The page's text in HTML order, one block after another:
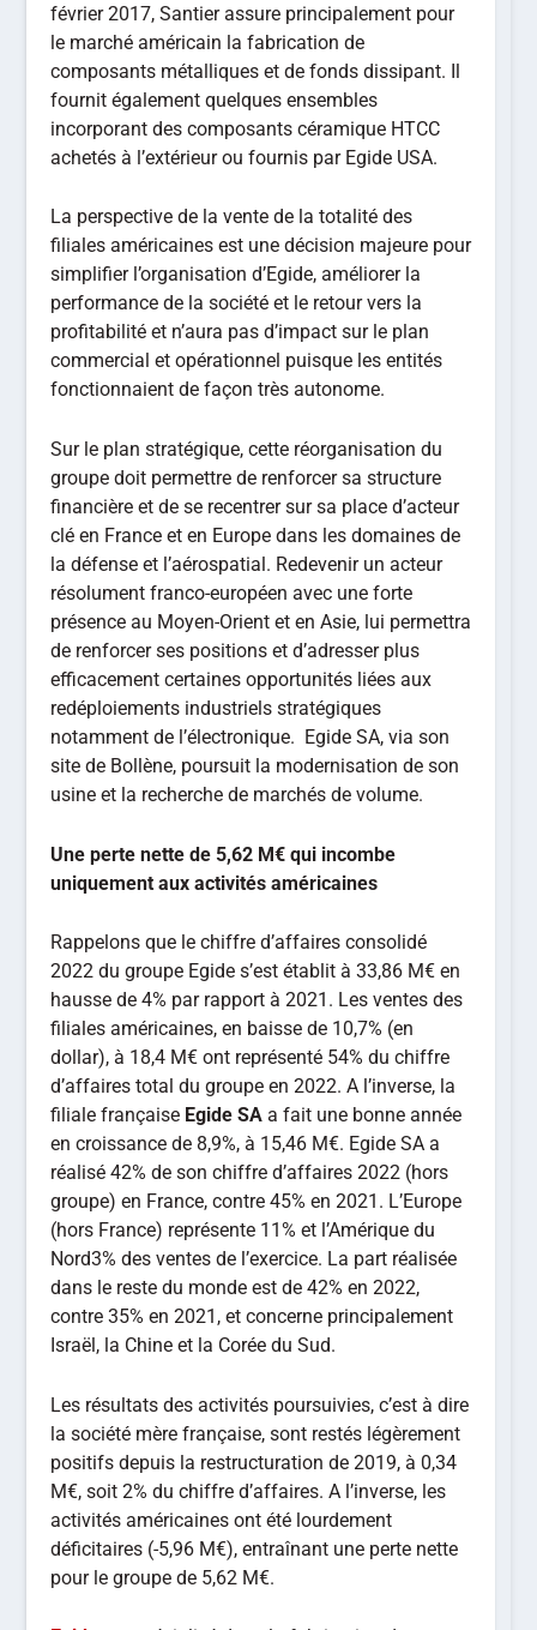
février 2017, Santier assure principalement pour
le marché américain la fabrication de
composants métalliques et de fonds dissipant. Il
fournit également quelques ensembles
incorporant des composants céramique HTCC
achetés à l’extérieur ou fournis par Egide USA.
La perspective de la vente de la totalité des
filiales américaines est une décision majeure pour
simplifier l’organisation d’Egide, améliorer la
performance de la société et le retour vers la
profitabilité et n’aura pas d’impact sur le plan
commercial et opérationnel puisque les entités
fonctionnaient de façon très autonome.
Sur le plan stratégique, cette réorganisation du
groupe doit permettre de renforcer sa structure
financière et de se recentrer sur sa place d’acteur
clé en France et en Europe dans les domaines de
la défense et l’aérospatial. Redevenir un acteur
résolument franco-européen avec une forte
présence au Moyen-Orient et en Asie, lui permettra
de renforcer ses positions et d’adresser plus
efficacement certaines opportunités liées aux
redéploiements industriels stratégiques
notamment de l’électronique. Egide SA, via son
site de Bollène, poursuit la modernisation de son
usine et la recherche de marchés de volume.
Une perte nette de 5,62 M€ qui incombe
uniquement aux activités américaines
Rappelons que le chiffre d’affaires consolidé
2022 du groupe Egide s’est établit à 33,86 M€ en
hausse de 4% par rapport à 2021. Les ventes des
filiales américaines, en baisse de 10,7% (en
dollar), à 18,4 M€ ont représenté 54% du chiffre
d’affaires total du groupe en 2022. A l’inverse, la
filiale française Egide SA a fait une bonne année
en croissance de 8,9%, à 15,46 M€. Egide SA a
réalisé 42% de son chiffre d’affaires 2022 (hors
groupe) en France, contre 45% en 2021. L’Europe
(hors France) représente 11% et l’Amérique du
Nord3% des ventes de l’exercice. La part réalisée
dans le reste du monde est de 42% en 2022,
contre 35% en 2021, et concerne principalement
Israël, la Chine et la Corée du Sud.
Les résultats des activités poursuivies, c’est à dire
la société mère française, sont restés légèrement
positifs depuis la restructuration de 2019, à 0,34
M€, soit 2% du chiffre d’affaires. A l’inverse, les
activités américaines ont été lourdement
déficitaires (-5,96 M€), entraînant une perte nette
pour le groupe de 5,62 M€.